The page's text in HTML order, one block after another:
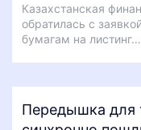
Казахстанская
обратилась с
бумагам на листинг…
Передышка для